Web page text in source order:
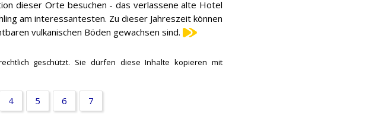
dieser Orte besuchen - das verlassene alte Hotel
am interessantesten. Zu dieser Jahreszeit können
vulkanischen Böden gewachsen sind.
geschützt. Sie dürfen diese Inhalte kopieren mit
4 5 6 7